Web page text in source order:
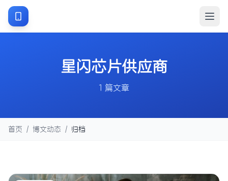
星闪芯片供应商
1 篇文章
首页 / 博文动态 / 归档